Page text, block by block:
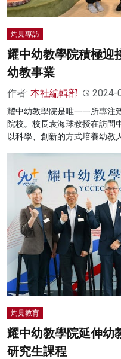
灼見專訪
耀中幼教學院積極迎
幼教事業
作者: 本社編輯部 2024-
耀中幼教學院是唯一一所專注
院校。校長袁海球教授在訪問
以科學、創新的方式培養幼教
灼見教育
耀中幼教學院延伸幼
研究生課程